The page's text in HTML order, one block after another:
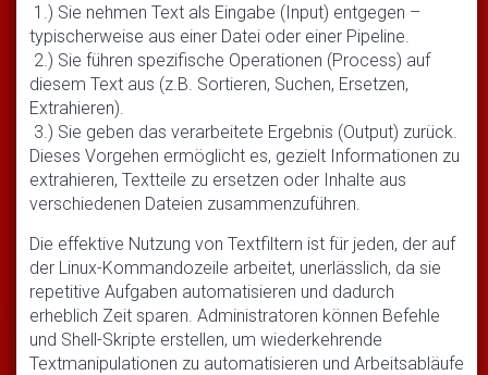
1.) Sie nehmen Text als Eingabe (Input) entgegen –
typischerweise aus einer Datei oder einer Pipeline.
2.) Sie führen spezifische Operationen (Process) auf
diesem Text aus (z.B. Sortieren, Suchen, Ersetzen,
Extrahieren).
3.) Sie geben das verarbeitete Ergebnis (Output) zurück.
Dieses Vorgehen ermöglicht es, gezielt Informationen zu
extrahieren, Textteile zu ersetzen oder Inhalte aus
verschiedenen Dateien zusammenzuführen.
Die effektive Nutzung von Textfiltern ist für jeden, der auf
der Linux-Kommandozeile arbeitet, unerlässlich, da sie
repetitive Aufgaben automatisieren und dadurch
erheblich Zeit sparen. Administratoren können Befehle
und Shell-Skripte erstellen, um wiederkehrende
Textmanipulationen zu automatisieren und Arbeitsabläufe